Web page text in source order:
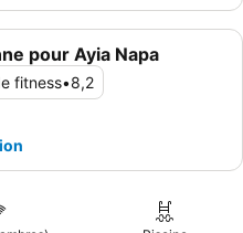
pour Ayia Napa
fitness•8,2